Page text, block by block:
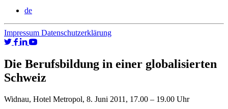
de
Impressum Datenschutzerklärung
Die Berufsbildung in einer globalisierten
Schweiz
Widnau, Hotel Metropol, 8. Juni 2011, 17.00 – 19.00 Uhr